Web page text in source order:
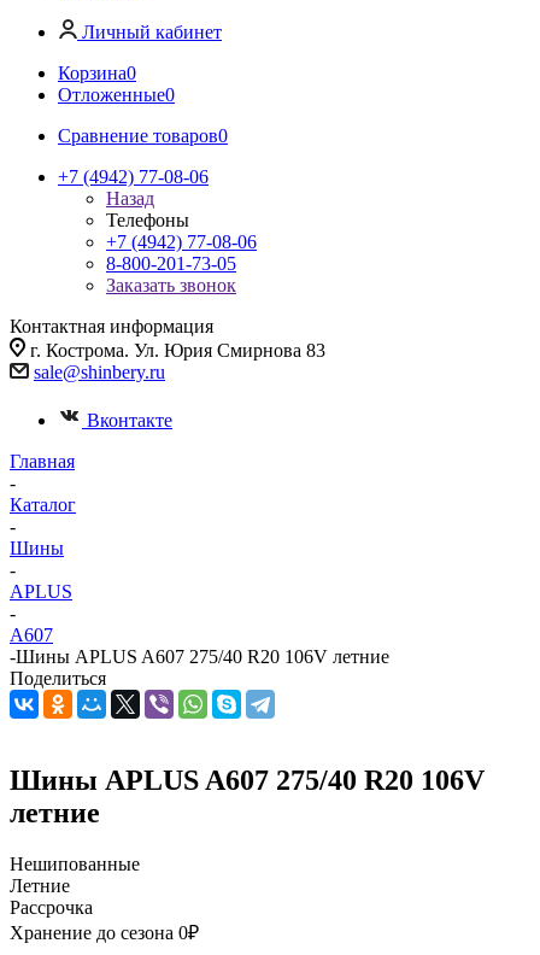
Личный кабинет
Корзина0
Отложенные0
Сравнение товаров0
+7 (4942) 77-08-06
Назад
Телефоны
+7 (4942) 77-08-06
8-800-201-73-05
Заказать звонок
Контактная информация
г. Кострома. Ул. Юрия Смирнова 83
sale@shinbery.ru
Вконтакте
Главная
-
Каталог
-
Шины
-
APLUS
-
A607
-Шины APLUS A607 275/40 R20 106V летние
Поделиться
Шины APLUS A607 275/40 R20 106V
летние
Нешипованные
Летние
Рассрочка
Хранение до сезона 0₽